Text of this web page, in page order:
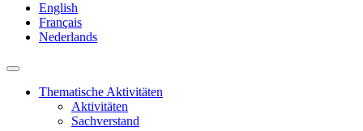
English
Français
Nederlands
Thematische Aktivitäten
Aktivitäten
Sachverstand